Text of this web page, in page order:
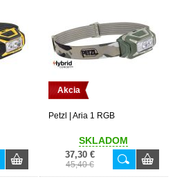
Akcia
Petzl | Aria 1 RGB
SKLADOM
37,30 €
45,40 €